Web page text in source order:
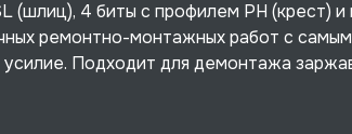
(шлиц), 4 биты с профилем PH (крест)
ремонтно-монтажных работ с
Подходит для демонтажа